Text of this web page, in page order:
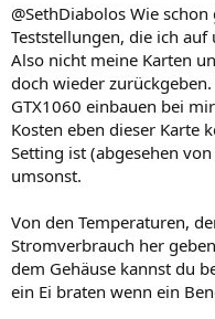
@SethDiabolos Wie
Teststellungen, die ich
Also nicht meine Karten
doch wieder
GTX1060 einbauen bei
Kosten eben dieser Karte
Setting ist (abgesehen
umsonst.
Von den Temperaturen,
Stromverbrauch her
dem Gehäuse kannst du
ein Ei braten wenn ein